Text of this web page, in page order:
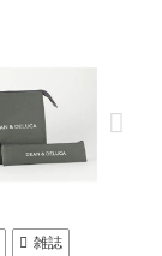
雑誌